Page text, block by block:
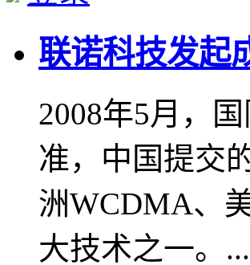
联诺科技发起
2008年5月，
准，中国提交
洲WCDMA、
大技术之一。...